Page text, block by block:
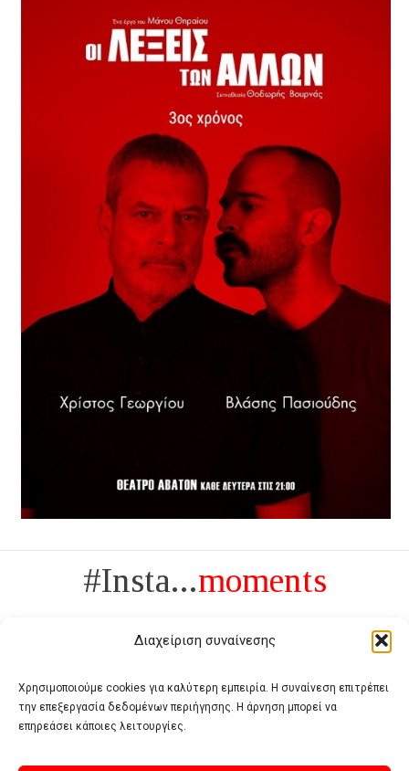
Διαχείριση συναίνεσης
Χρησιμοποιούμε cookies για καλύτερη εμπειρία. Η συναίνεση επιτρέπει
την επεξεργασία δεδομένων περιήγησης. Η άρνηση μπορεί να
επηρεάσει κάποιες λειτουργίες.
#Insta...moments
Πολυτέλεια δεν είναι το αντίθετο της ανέχειας, είναι το αντίθετο της